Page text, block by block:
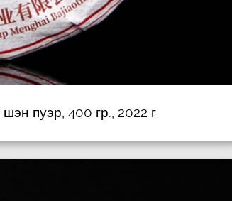
пуэр, 400 гр., 2022 г